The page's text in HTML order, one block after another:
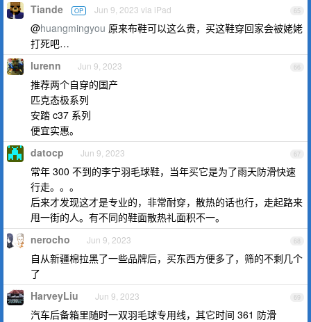
65
Tiande OP Jun 9, 2023 via iPad
@huangmingyou 原来布鞋可以这么贵，买这鞋穿回家会被姥姥
打死吧…
66
lurenn Jun 9, 2023
推荐两个自穿的国产
匹克态极系列
安踏 c37 系列
便宜实惠。
67
datocp Jun 9, 2023
常年 300 不到的李宁羽毛球鞋，当年买它是为了雨天防滑快速
行走。。。
后来才发现这才是专业的，非常耐穿，散热的话也行，走起路来
甩一街的人。有不同的鞋面散热礼面积不一。
68
nerocho Jun 9, 2023
自从新疆棉拉黑了一些品牌后，买东西方便多了，筛的不剩几个
了
69
HarveyLiu Jun 9, 2023
汽车后备箱里随时一双羽毛球专用线，其它时间 361 防滑